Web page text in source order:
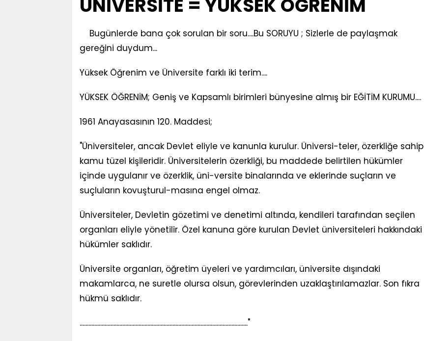
ÜNİVERSİTE = YÜKSEK ÖĞRENİM
Bugünlerde bana çok sorulan bir soru....Bu SORUYU ; Sizlerle de paylaşmak
gereğini duydum...
Yüksek Öğrenim ve Üniversite farklı iki terim....
YÜKSEK ÖĞRENİM; Geniş ve Kapsamlı birimleri bünyesine almış bir EĞİTİM KURUMU....
1961 Anayasasının 120. Maddesi;
"Üniversiteler, ancak Devlet eliyle ve kanunla kurulur. Üniversi-teler, özerkliğe sahip
kamu tüzel kişileridir. Üniversitelerin özerkliği, bu maddede belirtilen hükümler
içinde uygulanır ve özerklik, üni-versite binalarında ve eklerinde suçların ve
suçluların kovuşturul-masına engel olmaz.
Üniversiteler, Devletin gözetimi ve denetimi altında, kendileri tarafından seçilen
organları eliyle yönetilir. Özel kanuna göre kurulan Devlet üniversiteleri hakkındaki
hükümler saklıdır.
Üniversite organları, öğretim üyeleri ve yardımcıları, üniversite dışındaki
makamlarca, ne suretle olursa olsun, görevlerinden uzaklaştırılamazlar. Son fıkra
hükmü saklıdır.
.................................................................................................................."